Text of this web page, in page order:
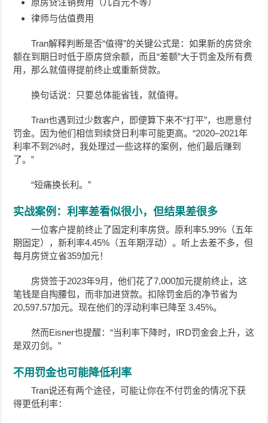
原房贷注销费用（几百元不等）
律师与估值费用
Tran解释判断是否“值得”的关键公式是：如果新的房贷余
额在到期日时低于原房贷余额，而且“差额”大于罚金及所有费
用，那么就值得提前终止或重新贷款。
换句话说：只要总体能省钱，就值得。
Tran也遇到过少数客户，即便算下来不“打平”，也愿意付
罚金。因为他们相信到续贷日利率可能更高。“2020–2021年
利率不到2%时，我处理过一些这样的案例，他们最后赚到
了。”
“短痛换长利。”
实战案例：利率差看似很小，但结果差很多
一位客户提前终止了固定利率房贷。原利率5.99%（五年
期固定），新利率4.45%（五年期浮动）。听上去差不多，但
每月房贷立省359加元！
房贷签于2023年9月，他们花了7,000加元提前终止，这
笔钱是自掏腰包，而非加进贷款。扣除罚金后的净节省为
20,597.57加元。现在他们的浮动利率已降至 3.45%。
然而Eisner也提醒：“当利率下降时，IRD罚金会上升，这
是双刃剑。”
不用罚金也可能降低利率
Tran说还有两个途径，可能让你在不付罚金的情况下获
得更低利率：